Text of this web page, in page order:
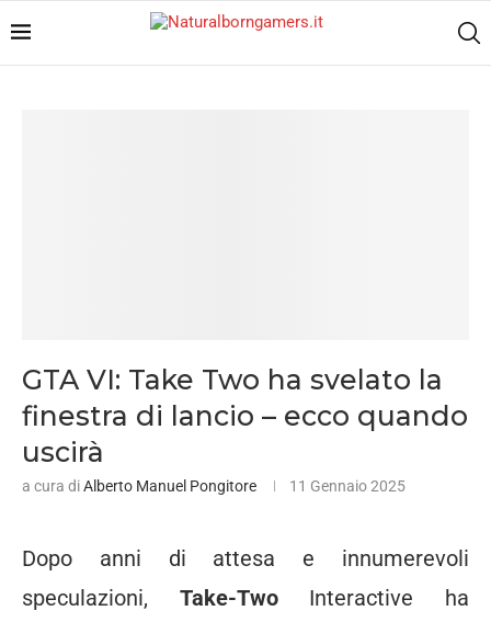
GTA VI: Take Two ha svelato la
finestra di lancio – ecco quando
uscirà
a cura diAlberto Manuel Pongitore 11 Gennaio 2025
Dopo anni di attesa e innumerevoli
speculazioni, Take-TwoInteractive ha